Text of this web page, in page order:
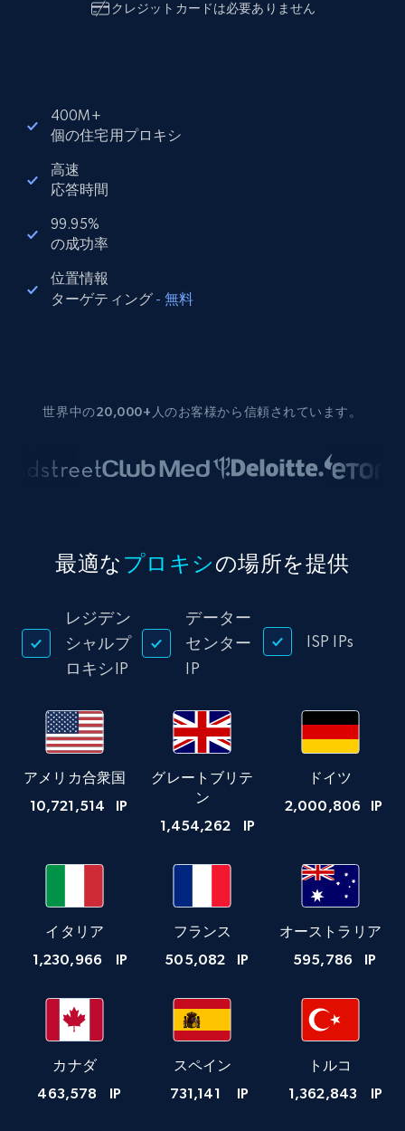
クレジットカードは必要ありません
400M+
個の住宅用プロキシ
高速
応答時間
99.95%
の成功率
位置情報
ターゲティング - 無料
世界中の20,000+人のお客様から信頼されています。
最適な プロキシの場所を提供
レジデン
シャルプ
ロキシIP
データー
センター
IP
ISP IPs
アメリカ合衆国
10,721,514 IP
グレートブリテ
ン
1,454,262 IP
ドイツ
2,000,806 IP
イタリア
1,230,966 IP
フランス
505,082 IP
オーストラリア
595,786 IP
カナダ
463,578 IP
スペイン
731,141 IP
トルコ
1,362,843 IP